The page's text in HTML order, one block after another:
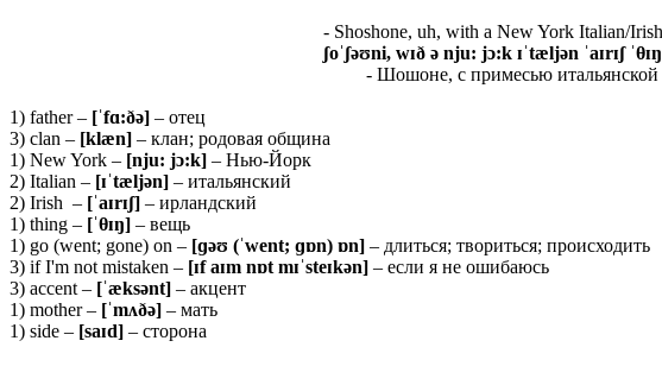
- Shoshone, uh, with a New York Italian/
ʃoˈʃəʊni, wɪð ə nju: jɔ:k ɪˈtæljən ˈaɪrɪʃ ˈθ
- Шошоне, с примесью итальянской
1) father – [ˈfɑ:ðə] – отец
3) clan – [klæn] – клан; родовая община
1) New York – [nju: jɔ:k] – Нью-Йорк
2) Italian – [ɪˈtæljən] – итальянский
2) Irish – [ˈaɪrɪʃ] – ирландский
1) thing – [ˈθɪŋ] – вещь
1) go (went; gone) on – [ɡəʊ (ˈwent; ɡɒn) ɒn] – длиться; твориться; происходить
3) if I'm not mistaken – [ɪf aɪm nɒt mɪˈsteɪkən] – если я не ошибаюсь
3) accent – [ˈæksənt] – акцент
1) mother – [ˈmʌðə] – мать
1) side – [saɪd] – сторона